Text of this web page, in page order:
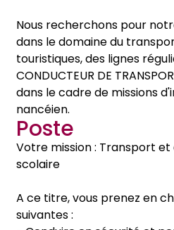
Nous recherchons pour
dans le domaine du
touristiques, des lignes
CONDUCTEUR DE
dans le cadre de missions
nancéien.
Poste
Votre mission : Transport
scolaire
A ce titre, vous prenez en
suivantes :